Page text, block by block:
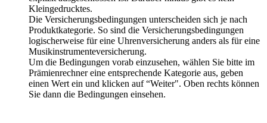
Kleingedrucktes.
Die Versicherungsbedingungen unterscheiden sich je nach
Produktkategorie. So sind die Versicherungsbedingungen
logischerweise für eine Uhrenversicherung anders als für eine
Musikinstrumenteversicherung.
Um die Bedingungen vorab einzusehen, wählen Sie bitte im
Prämienrechner eine entsprechende Kategorie aus, geben
einen Wert ein und klicken auf “Weiter". Oben rechts können
Sie dann die Bedingungen einsehen.